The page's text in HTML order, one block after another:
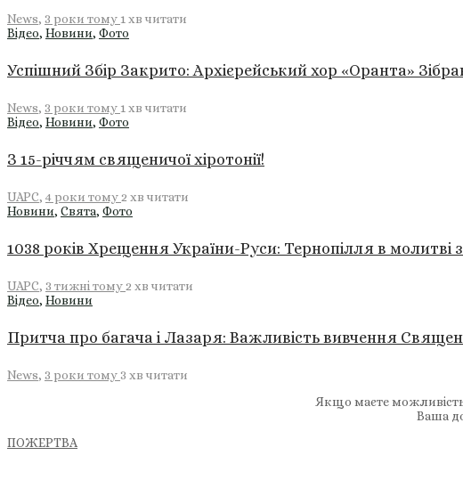
News, 3 роки тому 1 хв читати
Відео, Новини, Фото
Успішний Збір Закрито: Архієрейський хор «Оранта»
News, 3 роки тому 1 хв читати
Відео, Новини, Фото
З 15-річчям священичої хіротонії!
UAPC, 4 роки тому 2 хв читати
Новини, Свята, Фото
1038 років Хрещення України-Руси: Тернопілля в молитві
UAPC, 3 тижні тому 2 хв читати
Відео, Новини
Притча про багача і Лазаря: Важливість вивчення
News, 3 роки тому3 хв читати
Якщо маєте
Ваша
ПОЖЕРТВА